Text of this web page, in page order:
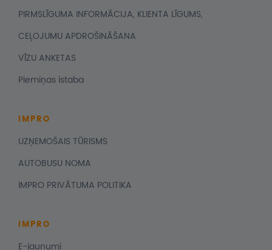
PIRMSLĪGUMA INFORMĀCIJA, KLIENTA LĪGUMS,
CEĻOJUMU APDROŠINĀŠANA
VĪZU ANKETAS
Piemiņas istaba
IMPRO
UZŅEMOŠAIS TŪRISMS
AUTOBUSU NOMA
IMPRO PRIVĀTUMA POLITIKA
IMPRO
E-jaunumi